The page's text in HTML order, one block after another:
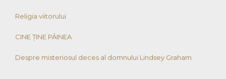
Religia viitorului
CINE ȚINE PÂINEA
Despre misteriosul deces al domnului Lindsey Graham